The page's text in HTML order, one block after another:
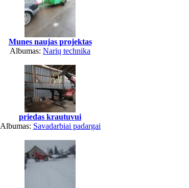
Munes naujas projektas
Albumas: Narių technika
priedas krautuvui
Albumas: Savadarbiai padargai